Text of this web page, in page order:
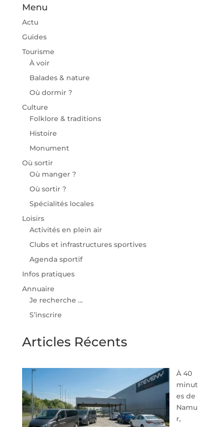
Menu
Actu
Guides
Tourisme
À voir
Balades & nature
Où dormir ?
Culture
Folklore & traditions
Histoire
Monument
Où sortir
Où manger ?
Où sortir ?
Spécialités locales
Loisirs
Activités en plein air
Clubs et infrastructures sportives
Agenda sportif
Infos pratiques
Annuaire
Je recherche …
S’inscrire
Articles Récents
À 40
minut
es de
Namu
r,